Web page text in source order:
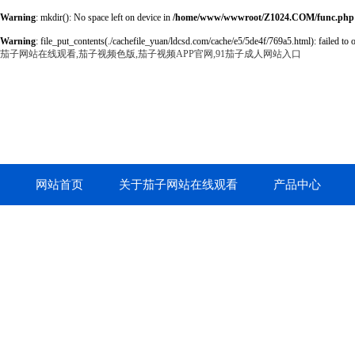
Warning: mkdir(): No space left on device in /home/www/wwwroot/Z1024.COM/func.php
Warning: file_put_contents(./cachefile_yuan/ldcsd.com/cache/e5/5de4f/769a5.html): failed
茄子网站在线观看,茄子视频色版,茄子视频APP官网,91茄子成人网站入口
网站首页 关于茄子网站在线观看 产品中心